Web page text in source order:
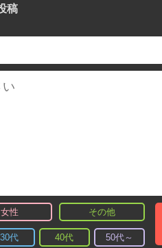
稿
女性 その他
30代 40代 50代～